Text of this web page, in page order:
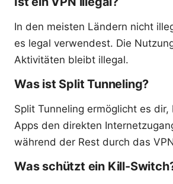
In den meisten Ländern nicht
es legal verwendest. Die
Aktivitäten bleibt illegal.
Was ist Split Tunneling?
Split Tunneling ermöglicht es
Apps den direkten
während der Rest durch das
Was schützt ein Kill-